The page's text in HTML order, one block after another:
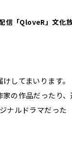
信「QloveR」文化
してまいります。
の作品だったり、
ナルドラマだった